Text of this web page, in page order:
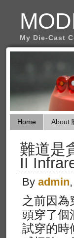
My Die-Cast
Home About
難道是
II
By admin
之前因為
頭穿了個
試穿的時